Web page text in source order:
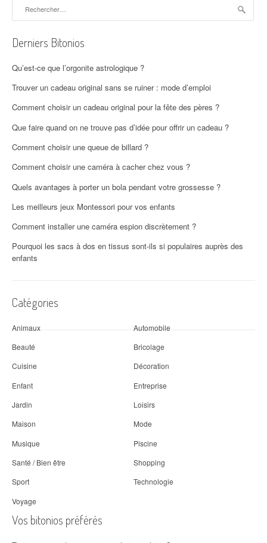
Derniers Bitonios
Qu’est-ce que l’orgonite astrologique ?
Trouver un cadeau original sans se ruiner : mode d’emploi
Comment choisir un cadeau original pour la fête des pères ?
Que faire quand on ne trouve pas d’idée pour offrir un cadeau ?
Comment choisir une queue de billard ?
Comment choisir une caméra à cacher chez vous ?
Quels avantages à porter un bola pendant votre grossesse ?
Les meilleurs jeux Montessori pour vos enfants
Comment installer une caméra espion discrètement ?
Pourquoi les sacs à dos en tissus sont-ils si populaires auprès des
enfants
Catégories
Animaux
Automobile
Beauté
Bricolage
Cuisine
Décoration
Enfant
Entreprise
Jardin
Loisirs
Maison
Mode
Musique
Piscine
Santé / Bien être
Shopping
Sport
Technologie
Voyage
Vos bitonios préférés